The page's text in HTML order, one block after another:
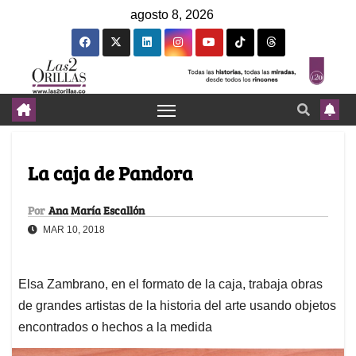
agosto 8, 2026
La caja de Pandora
Por Ana María Escallón
MAR 10, 2018
Elsa Zambrano, en el formato de la caja, trabaja obras
de grandes artistas de la historia del arte usando objetos
encontrados o hechos a la medida